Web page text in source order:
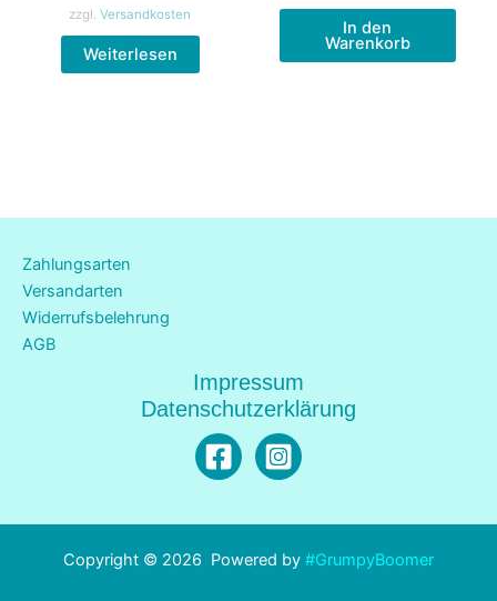
zzgl. Versandkosten
Weiterlesen
In den
Warenkorb
Zahlungsarten
Versandarten
Widerrufsbelehrung
AGB
Impressum
Datenschutzerklärung
Copyright © 2026 Powered by #GrumpyBoomer